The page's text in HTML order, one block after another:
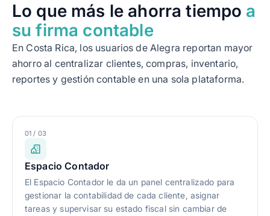
Lo que más le ahorra tiempo a
su firma contable
En Costa Rica, los usuarios de Alegra reportan mayor
ahorro al centralizar clientes, compras, inventario,
reportes y gestión contable en una sola plataforma.
01 / 03
Espacio Contador
El Espacio Contador le da un panel centralizado para
gestionar la contabilidad de cada cliente, asignar
tareas y supervisar su estado fiscal sin cambiar de